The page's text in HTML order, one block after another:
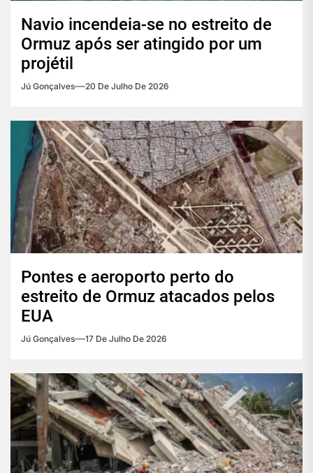
Navio incendeia-se no estreito de
Ormuz após ser atingido por um
projétil
Jú Gonçalves 20 De Julho De 2026
Pontes e aeroporto perto do
estreito de Ormuz atacados pelos
EUA
Jú Gonçalves 17 De Julho De 2026